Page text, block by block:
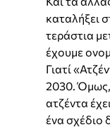
καταλήξει
τεράστια
έχουμε
Γιατί
2030. Όμως,
ατζέντα
ένα σχέδιο